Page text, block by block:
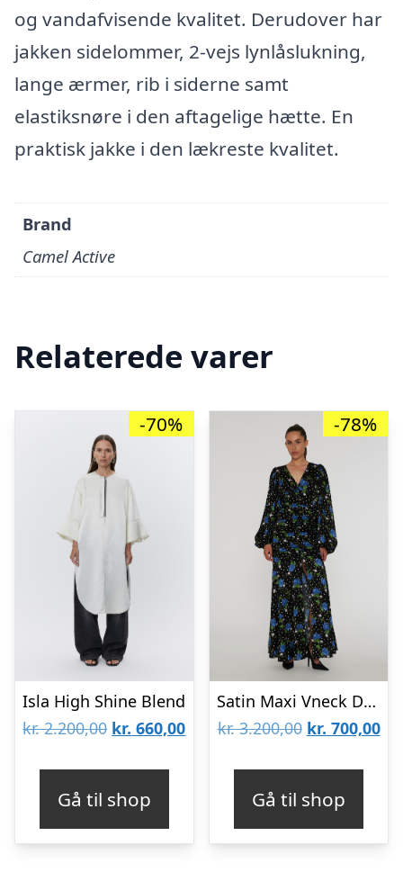
og vandafvisende kvalitet. Derudover har
jakken sidelommer, 2-vejs lynlåslukning,
lange ærmer, rib i siderne samt
elastiksnøre i den aftagelige hætte. En
praktisk jakke i den lækreste kvalitet.
Brand
Camel Active
Relaterede varer
-70%
Isla High Shine Blend
kr.2.200,00 Den
var:
kr. 2.200,00.
kr. 660,00Den
kr. 660,00.
Gå til shop
-78%
Satin Maxi Vneck Dress
kr.3.200,00 Den
var:
kr. 3.200,00.
kr. 700,00
kr.
Gå til shop